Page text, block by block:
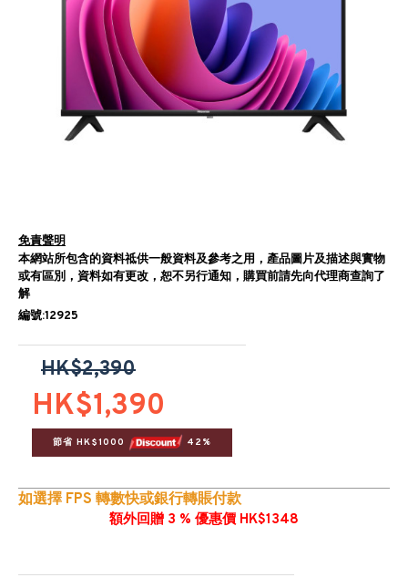
免責聲明
本網站所包含的資料祗供一般資料及參考之用，產品圖片及描述與實物
或有區別，資料如有更改，恕不另行通知，購買前請先向代理商查詢了
解
編號:12925
HK$1,390
HK$2,390
節省 HK$1000 42%
如選擇 FPS 轉數快或銀行轉賬付款
額外回贈 3 % 優惠價 HK$1348